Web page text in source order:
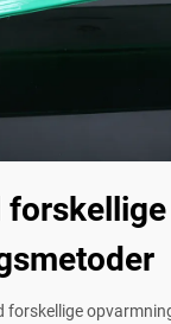
forskellige
forskellige